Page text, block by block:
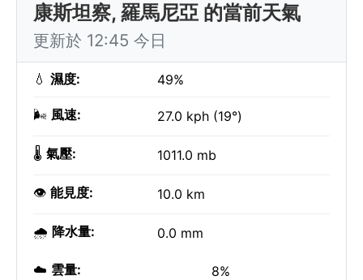
康斯坦察, 羅馬尼亞 的當前天氣
更新於 12:45 今日
💧 濕度: 49%
🌬️ 風速: 27.0 kph (19°)
🌡️ 氣壓: 1011.0 mb
👁️ 能見度: 10.0 km
🌧️ 降水量: 0.0 mm
☁️ 雲量: 8%